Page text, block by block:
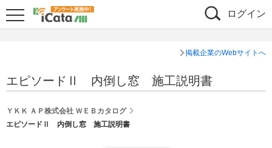
ログイン
掲載企業のWebサイトへ
エピソードⅡ 内倒し窓 施工説明書
ＹＫＫ ＡＰ株式会社 ＷＥＢカタログ
エピソードⅡ 内倒し窓 施工説明書